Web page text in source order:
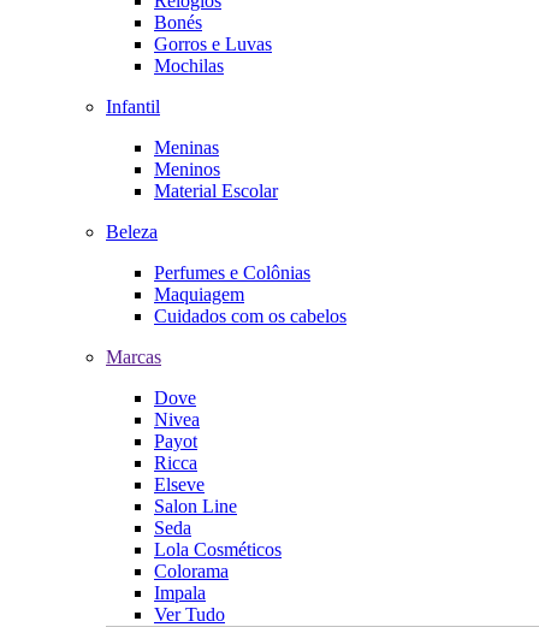
Bonés
Gorros e Luvas
Mochilas
Infantil
Meninas
Meninos
Material Escolar
Beleza
Perfumes e Colônias
Maquiagem
Cuidados com os cabelos
Marcas
Dove
Nivea
Payot
Ricca
Elseve
Salon Line
Seda
Lola Cosméticos
Colorama
Impala
Ver Tudo